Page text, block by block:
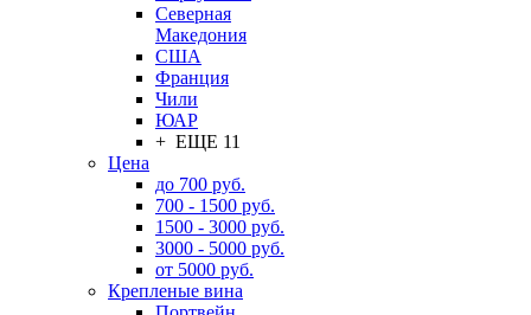
Северная
Македония
США
Франция
Чили
ЮАР
+ ЕЩЕ 11
Цена
до 700 руб.
700 - 1500 руб.
1500 - 3000 руб.
3000 - 5000 руб.
от 5000 руб.
Крепленые вина